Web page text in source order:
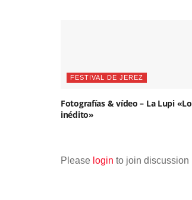
FESTIVAL DE JEREZ
Fotografías & vídeo – La Lupi «Lo
inédito»
Please login to join discussion